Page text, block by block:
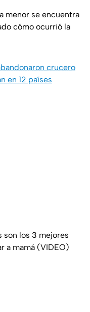
menor se encuentra
cómo ocurrió la
crucero
en 12 países
son los 3 mejores
a mamá (VIDEO)